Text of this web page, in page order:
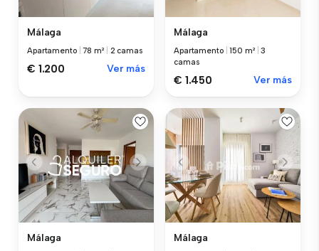
Málaga
Apartamento |78 m² 2 camas
€ 1.200 Ver más
Málaga
Apartamento |150 m² |3
camas
€ 1.450 Ver más
Málaga Málaga